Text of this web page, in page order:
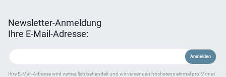
Newsletter-Anmeldung
Ihre E-Mail-Adresse:
Ihre E-Mail-Adresse wird vertraulich behandelt und wir versenden höchstens einmal pro Monat